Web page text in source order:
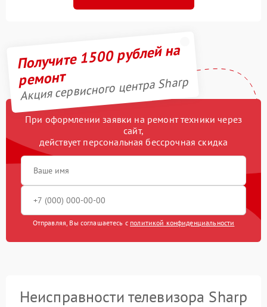
Получите 1500 рублей на
ремонт
Акция сервисного центра Sharp
При оформлении заявки на ремонт техники через
сайт,
действует персональная бессрочная скидка
Отправляя, Вы соглашаетесь с политикой конфиденциальности
Неисправности телевизора Sharp